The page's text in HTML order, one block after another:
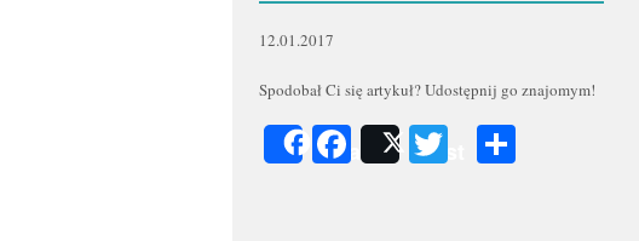
12.01.2017
Spodobał Ci się artykuł? Udostępnij go znajomym!
ShareFacebook
Post Twitter